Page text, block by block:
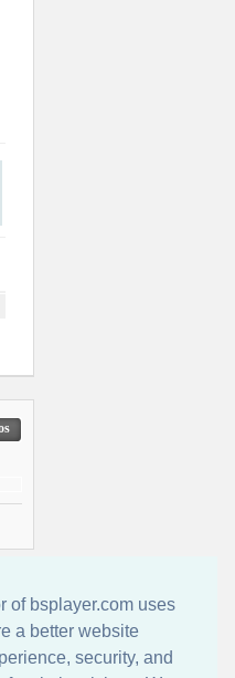
of bsplayer.com uses
a better website
security, and